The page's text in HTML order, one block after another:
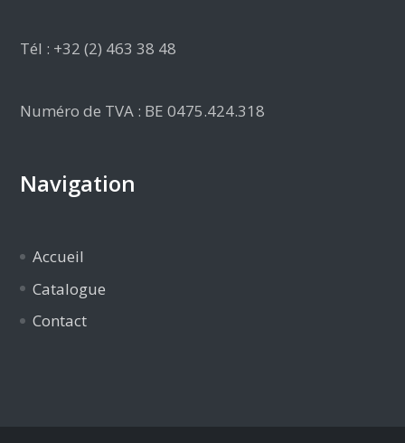
Tél : +32 (2) 463 38 48
Numéro de TVA : BE 0475.424.318
Navigation
Accueil
Catalogue
Contact